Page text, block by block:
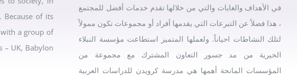
of its
a group of
– UK, Babylon
في الأهداف والغايات والتي من خلالها تقدم خدمات أفضل للمجتمع
، هذا فضلاً عن التبرعات التي يقدمها أفراد أو مجموعات تكون ممولاً
لتلك النشاطات احياناً. ولعملها المتميز استطاعت مؤسسة النبلاء
الخيرية من مد جسور التعاون المشترك مع مجموعة من
المؤسسات المانحة أهمها هي مدرسة كرويدن للدراسات العربية